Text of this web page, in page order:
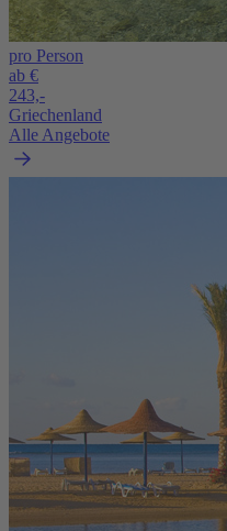
pro Person
ab €
243,-
Griechenland
Alle Angebote